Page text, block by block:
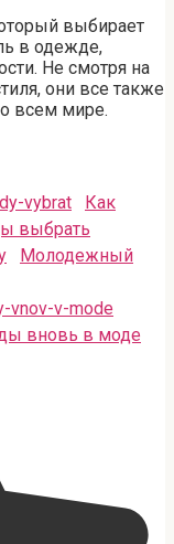
выбирает
в одежде,
Не смотря на
они все также
всем мире.
Как
выбрать
Молодежный
вновь в моде